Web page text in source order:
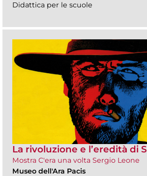
Didattica per le scuole
La rivoluzione e l’eredità di
Mostra C'era una volta Sergio Leone
Museo dell'Ara Pacis